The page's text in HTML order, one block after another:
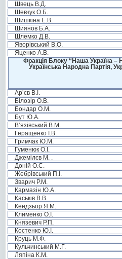
Швець В.Д.
Шевчук О.Б.
Шишкіна Е.В.
Шиянов Б.А.
Шлемко Д.В.
Яворівський В.О.
Яценко А.В.
Фракція Блоку “Наша Україна –
Українська Народна Партія,
Ар’єв В.І.
Білозір О.В.
Бондар О.М.
Бут Ю.А.
В’язівський В.М.
Геращенко І.В.
Гримчак Ю.М.
Гуменюк О.І.
Джемілєв М. .
Доній О.С.
Жебрівський П.І.
Зварич Р.М.
Кармазін Ю.А.
Каськів В.В.
Кендзьор Я.М.
Клименко О.І.
Князевич Р.П.
Костенко Ю.І.
Круць М.Ф.
Кульчинський М.Г.
Ляпіна К.М.